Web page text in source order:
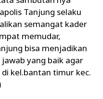
Tanjung selaku
semangat kader
memudar,
bisa menjadikan
yang baik agar
kel.bantan timur kec.